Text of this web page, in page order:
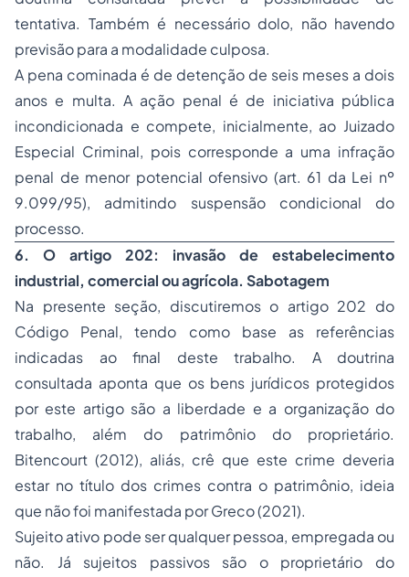
tentativa. Também é necessário dolo, não havendo
previsão para a modalidade culposa.
A pena cominada é de detenção de seis meses a dois
anos e multa. A ação penal é de iniciativa pública
incondicionada e compete, inicialmente, ao Juizado
Especial Criminal, pois corresponde a uma infração
penal de menor potencial ofensivo (art. 61 da Lei nº
9.099/95), admitindo suspensão condicional do
processo.
6. O artigo 202: invasão de estabelecimento
industrial, comercial ou agrícola. Sabotagem
Na presente seção, discutiremos o artigo 202 do
Código Penal, tendo como base as referências
indicadas ao final deste trabalho. A doutrina
consultada aponta que os bens jurídicos protegidos
por este artigo são a liberdade e a organização do
trabalho, além do patrimônio do proprietário.
Bitencourt (2012), aliás, crê que este crime deveria
estar no título dos crimes contra o patrimônio, ideia
que não foi manifestada por Greco (2021).
Sujeito ativo pode ser qualquer pessoa, empregada ou
não. Já sujeitos passivos são o proprietário do